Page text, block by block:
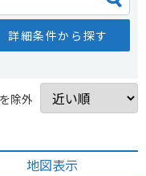
詳細条件から探す
除外
地図表示